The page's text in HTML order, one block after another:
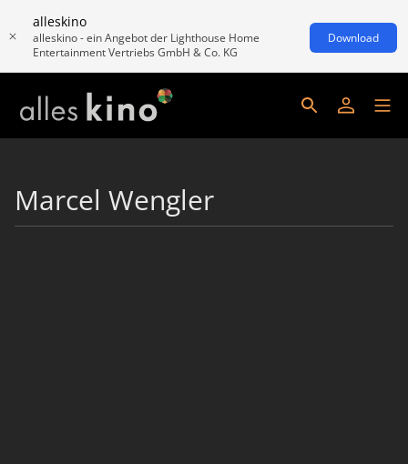
alleskino
alleskino - ein Angebot der Lighthouse Home
Entertainment Vertriebs GmbH & Co. KG
Download
Marcel Wengler